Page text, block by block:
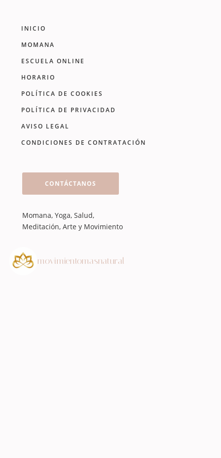
INICIO
MOMANA
ESCUELA ONLINE
HORARIO
POLÍTICA DE COOKIES
POLÍTICA DE PRIVACIDAD
AVISO LEGAL
CONDICIONES DE CONTRATACIÓN
CONTÁCTANOS
Momana, Yoga, Salud,
Meditación, Arte y Movimiento
movimientomasnatural